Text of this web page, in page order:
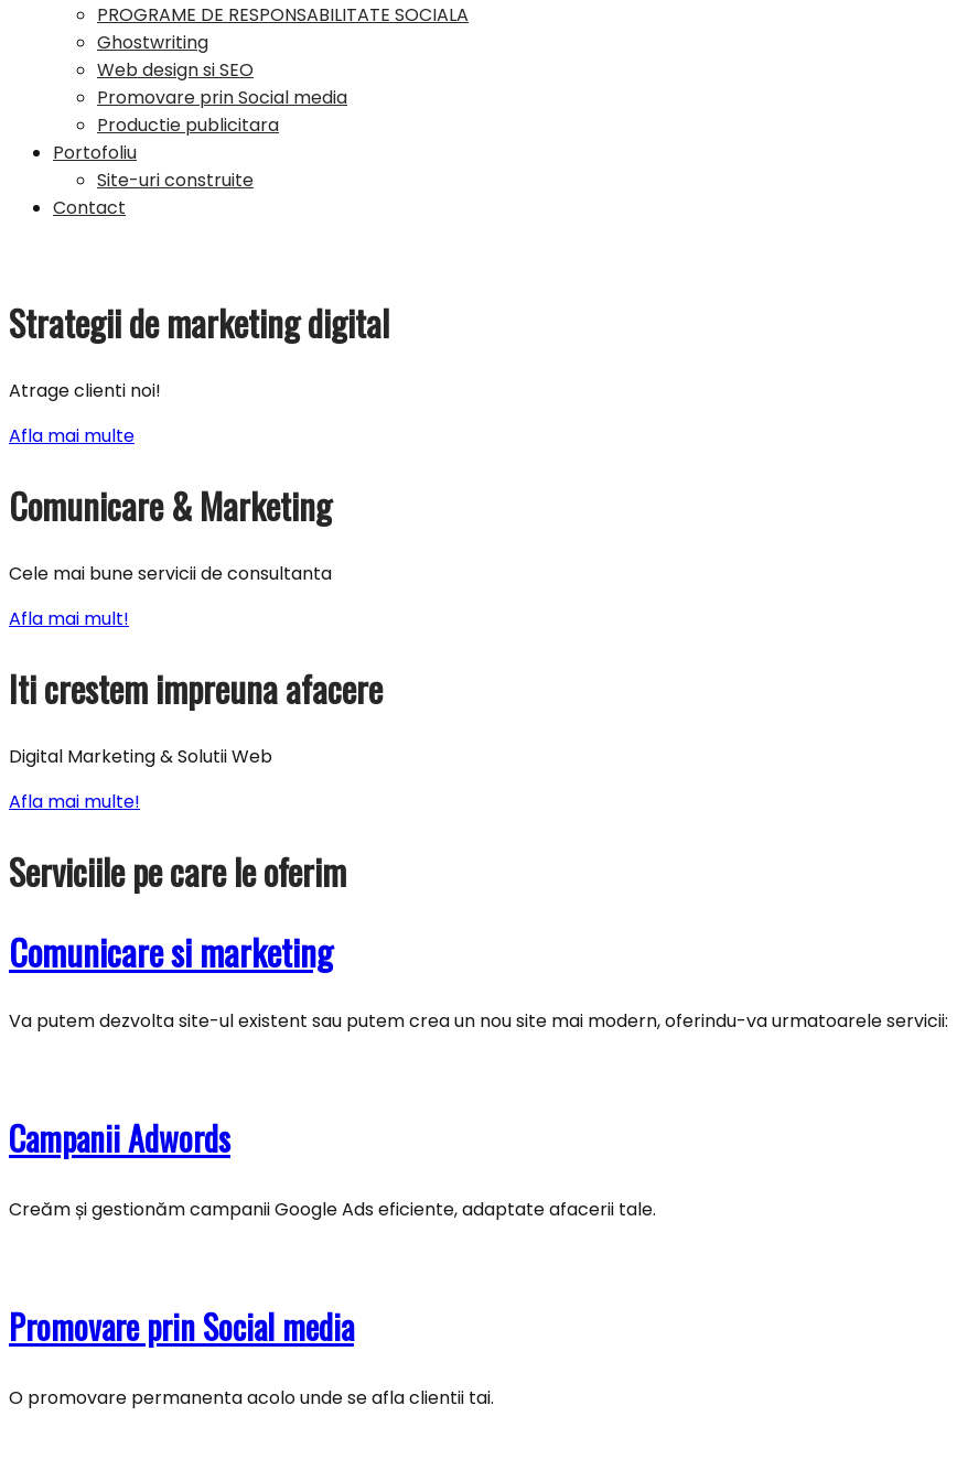
PROGRAME DE RESPONSABILITATE SOCIALA
Ghostwriting
Web design si SEO
Promovare prin Social media
Productie publicitara
Portofoliu
Site-uri construite
Contact
Strategii de marketing digital
Atrage clienti noi!
Afla mai multe
Comunicare & Marketing
Cele mai bune servicii de consultanta
Afla mai mult!
Iti crestem impreuna afacere
Digital Marketing & Solutii Web
Afla mai multe!
Serviciile pe care le oferim
Comunicare si marketing
Va putem dezvoltasite-ul existent sau putem crea un nousite mai modern, oferindu-va urmatoarele servicii:
Campanii Adwords
Creăm și gestionăm campanii Google Ads eficiente, adaptate afacerii tale.
Promovare prin Social media
O promovare permanenta acolo unde se afla clientii tai.